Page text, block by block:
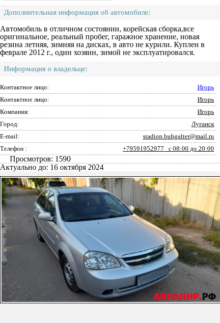
Дополнительная информация об автомобиле:
Автомобиль в отличном состоянии, корейская сборка,все
оригинальное, реальный пробег, гаражное хранение, новая
резина летняя, зимняя на дисках, в авто не курили. Куплен в
феврале 2012 г., один хозяин, зимой не эксплуатировался.
Информация о владельце:
Контактное лицо:
Игорь
Контактное лицо:
Игорь
Компания:
Игорь
Город:
Луганск
E-mail:
stadion.buhgalter@mail.ru
Телефон :
+79591952977 с 08:00 до 20:00
Просмотров: 1590
Актуально до: 16 октября 2024